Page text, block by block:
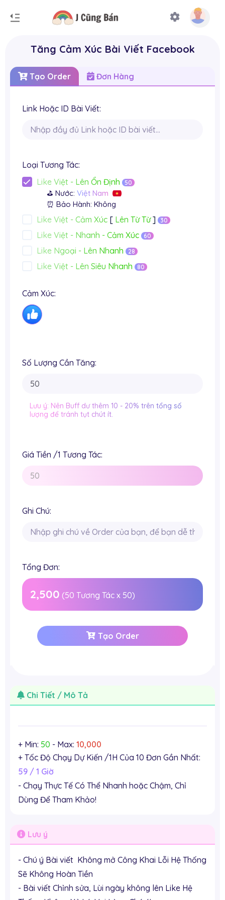
Tăng Cảm Xúc Bài Viết Facebook
Tạo Order Đơn Hàng
Link Hoặc ID Bài Viết:
Loại Tương Tác:
Like Việt - Lên Ổn Định
50
⛳ Nước: Việt Nam
⏰ Bảo Hành: Không
Like Việt - Cảm Xúc [ Lên Từ Từ] 30
Like Việt - Nhanh - Cảm Xúc 60
Like Ngoại - Lên Nhanh 28
Like Việt - Lên Siêu Nhanh 80
Cảm Xúc:
Số Lượng Cần Tăng:
Lưu ý: Nên Buff dư thêm 10 - 20% trên tổng số
lượng để tránh tụt chút ít.
Giá Tiền /1 Tương Tác:
Ghi Chú:
Tổng Đơn:
2,500 (50 Tương Tác x 50)
Tạo Order
Chi Tiết / Mô Tả
+ Min: 50 - Max: 10,000
+ Tốc Độ Chạy Dự Kiến /1H Của 10 Đơn Gần Nhất:
59 / 1 Giờ
- Chạy Thực Tế Có Thể Nhanh hoặc Chậm, Chỉ
Dùng Để Tham Khảo!
Lưu ý
- Chú ý Bài viết Không mở Công Khai Lỗi Hệ Thống
Sẽ Không Hoàn Tiền
- Bài viết Chỉnh sửa, Lùi ngày không lên Like Hệ